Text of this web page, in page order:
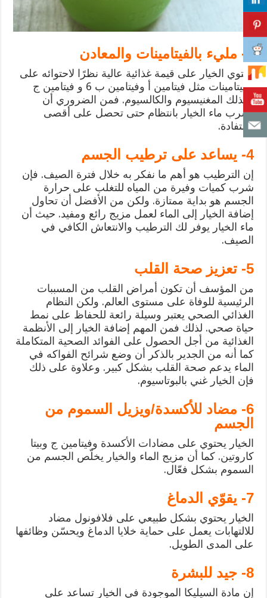
3- مليء بالفيتامينات والمعادن
يحتوي الخيار على قيمة غذائية عالية نظرًا لاحتوائه على
الفيتامينات مثل فيتامين أ وفيتامين ب 6 و فيتامين ج
وكذلك المغنيسيوم والكالسيوم. فمن الضروري أن
تشرب ماء الخيار بانتظام حتى تحصل على أقصى
استفادة.
4- يساعد على ترطيب الجسم
إن الترطيب هو أهم ما نفكر به خلال فترة الصيف. فإن
شرب كميات وفيرة من المياه للتغلب على حرارة
الجسم هو بداية ممتازة. ولكن من الأفضل أن تحاول
إضافة الخيار إلى الماء لعمل مزيج رائع ومفيد. حيث أن
ماء الخيار يوفر لك الترطيب والانتعاش الكافي في
الصيف.
5- تعزيز صحة القلب
من المؤسف أن تكون أمراض القلب من المسببات
الرئيسية للوفاة على مستوى العالم. ولكن النظام
الغذائي الصحي يعتبر وسيلة رائعة للحفاظ على نمط
حياة صحي. لذلك فمن المهم إضافة الخيار إلى الأنظمة
الغذائية من أجل الحصول على الفوائد الصحية المتكاملة
كما أنه من الجدير بالذكر أن وضع شرائح الفواكه في
الماء يدعم صحة القلب بشكل كبير. وعلاوة على ذلك
فإن الخيار غني بالبوتاسيوم.
6- مضاد للأكسدة/ويزيل السموم من
الجسم
الخيار يحتوي على مضادات الأكسدة وفيتامين ج وبيتا
كاروتين. كما أن مزيج الماء والخيار يخلّص الجسم من
السموم بشكل فعّال.
7- يقوّي الدماغ
الخيار يحتوي بشكل طبيعي على فلافونول مضاد
للالتهابات يعمل على حماية خلايا الدماغ ويحسّن وظائفها
على المدى الطويل.
8- جيد للبشرة
إن مادة السيليكا الموجودة في الخيار تساعد على